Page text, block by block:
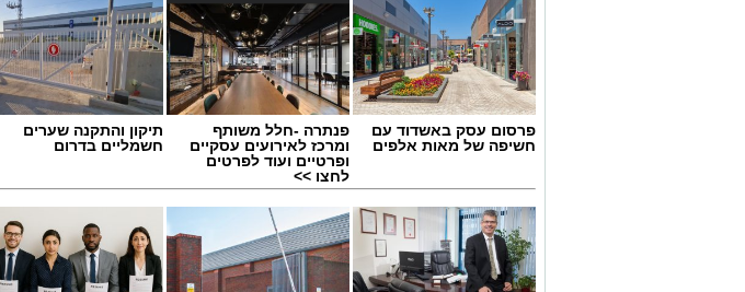
פרסום עסק באשדוד עם
חשיפה של מאות אלפים
פנתרה -חלל משותף
ומרכז לאירועים עסקיים
ופרטיים ועוד לפרטים
לחצו >>
תיקון והתקנה שערים
חשמליים בדרום